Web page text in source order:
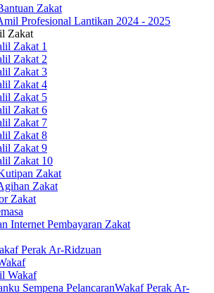
Zakat
Profesional Lantikan 2024 - 2025
Zakat
Zakat 1
Zakat 2
Zakat 3
Zakat 4
Zakat 5
Zakat 6
Zakat 7
Zakat 8
Zakat 9
Zakat 10
Zakat
Zakat
Zakat
Internet Pembayaran Zakat
Perak Ar-Ridzuan
Wakaf
Sempena PelancaranWakaf Perak Ar-